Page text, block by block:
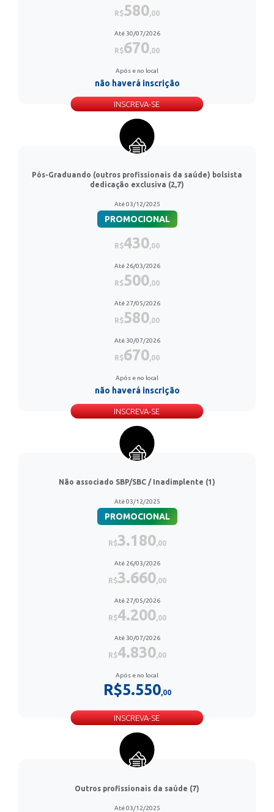
R$580,00
Até 30/07/2026
R$670,00
Após e no local
não haverá inscrição
INSCREVA-SE
Pós-Graduando (outros profissionais da saúde) bolsista
dedicação exclusiva (2,7)
Até 03/12/2025
PROMOCIONAL
R$430,00
Até 26/03/2026
R$500,00
Até 27/05/2026
R$580,00
Até 30/07/2026
R$670,00
Após e no local
não haverá inscrição
INSCREVA-SE
Não associado SBP/SBC / Inadimplente (1)
Até 03/12/2025
PROMOCIONAL
R$3.180,00
Até 26/03/2026
R$3.660,00
Até 27/05/2026
R$4.200,00
Até 30/07/2026
R$4.830,00
Após e no local
R$5.550,00
INSCREVA-SE
Outros profissionais da saúde (7)
Até 03/12/2025